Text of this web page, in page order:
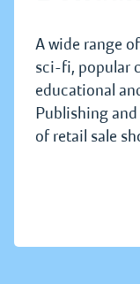
A wide range
sci-fi, popular
educational
Publishing
of retail sale